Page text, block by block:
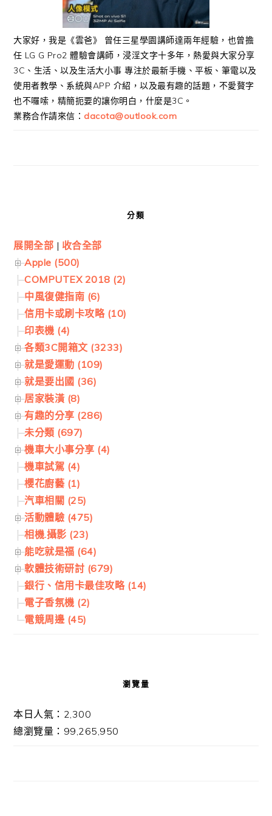
大家好，我是《雲爸》 曾任三星學園講師達兩年經驗，也曾擔
任 LG G Pro2 體驗會講師，浸淫文字十多年，熱愛與大家分享
3C、生活、以及生活大小事 專注於最新手機、平板、筆電以及
使用者教學、系統與APP 介紹，以及最有趣的話題，不愛贅字
也不囉嗦，精簡扼要的讓你明白，什麼是3C。
業務合作請來信： dacota@outlook.com
分類
展開全部 | 收合全部
Apple (500)
COMPUTEX 2018 (2)
中風復健指南 (6)
信用卡或刷卡攻略 (10)
印表機 (4)
各類3C開箱文 (3233)
就是愛運動 (109)
就是要出國 (36)
居家裝潢 (8)
有趣的分享 (286)
未分類 (697)
機車大小事分享 (4)
機車試駕 (4)
櫻花廚藝 (1)
汽車相關 (25)
活動體驗 (475)
相機.攝影 (23)
能吃就是福 (64)
軟體技術研討 (679)
銀行、信用卡最佳攻略 (14)
電子香氛機 (2)
電競周邊 (45)
瀏覽量
本日人氣：2,300
總瀏覽量：99,265,950